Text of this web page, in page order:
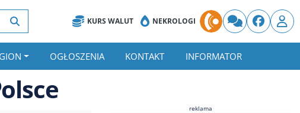
KURS WALUT NEKROLOGI
OGŁOSZENIA KONTAKT INFORMATOR
reklama